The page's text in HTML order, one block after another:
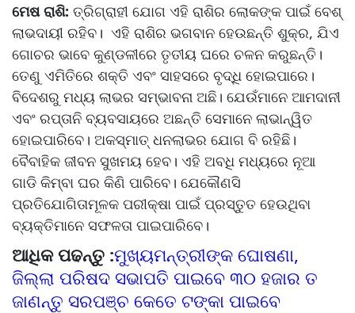
ମେଷ ରାଶି: ତ୍ରିଗ୍ରାହୀ ଯୋଗ ଏହି ରାଶିର ଲୋକଙ୍କ ପାଇଁ ବେଶ୍
ଲାଭଦାୟୀ ରହିବ। ଏହି ରାଶିର ଭଗବାନ ହେଉଛନ୍ତି ଶୁକ୍ର, ଯିଏ
ଗୋଚର ଭାବେ କୁଣ୍ଡଳୀରେ ତୃତୀୟ ଘରେ ଚଳନ କରୁଛନ୍ତି।
ତେଣୁ ଏମିତିରେ ଶକ୍ତି ଏବଂ ସାହସରେ ବୃଦ୍ଧି ହୋଇପାରେ।
ବିଦେଶରୁ ମଧ୍ୟ ଲାଭର ସମ୍ଭାବନା ଅଛି। ଯେଉଁମାନେ ଆମଦାନୀ
ଏବଂ ରପ୍ତାନି ବ୍ୟବସାୟରେ ଅଛନ୍ତି ସେମାନେ ଲାଭାନ୍ୱିତ
ହୋଇପାରିବେ। ଅକସ୍ମାତ୍ ଧନଲାଭର ଯୋଗ ବି ରହିଛି।
ବୈବାହିକ ଜୀବନ ସୁଖମୟ ହେବ। ଏହି ଅବଧି ମଧ୍ୟରେ ନୂଆ
ଗାଡି କିମ୍ବା ଘର କିଣି ପାରିବେ। ଯେକୌଣସି
ପ୍ରତିଯୋଗିତାମୂଳକ ପରୀକ୍ଷା ପାଇଁ ପ୍ରସ୍ତୁତ ହେଉଥିବା
ବ୍ୟକ୍ତିମାନେ ସଫଳତା ପାଇପାରିବେ।
ଆଧିକ ପଢନ୍ତୁ :ମୁଖ୍ୟମନ୍ତ୍ରୀଙ୍କ ଘୋଷଣା,
ଜିଲ୍ଲା ପରିଷଦ ସଭାପତି ପାଇବେ ୩୦ ହଜାର ତ
ଜାଣନ୍ତୁ ସରପଞ୍ଚ କେତେ ଟଙ୍କା ପାଇବେ